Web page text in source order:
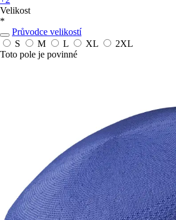
Velikost
*
Průvodce velikostí
S
M L XL
2XL
Toto pole je povinné